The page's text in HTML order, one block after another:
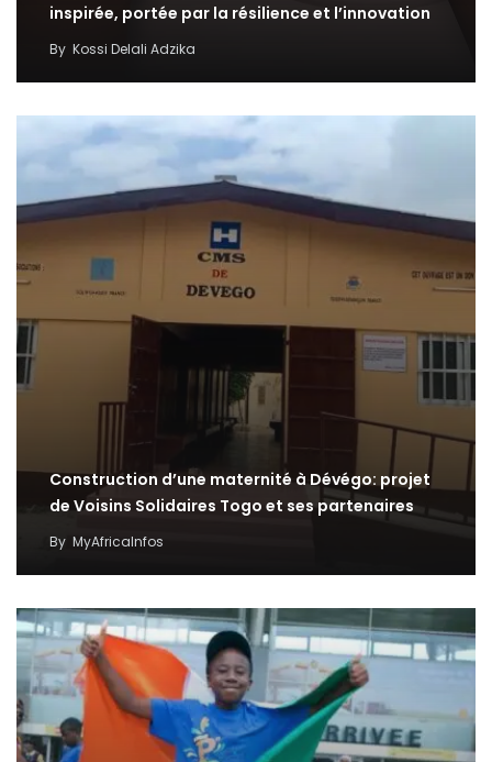
inspirée, portée par la résilience et l’innovation
By Kossi Delali Adzika
Construction d’une maternité à Dévégo: projet
de Voisins Solidaires Togo et ses partenaires
By MyAfricaInfos